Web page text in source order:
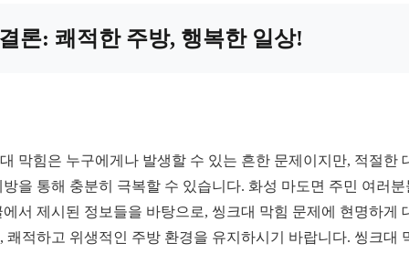
론: 쾌적한 주방, 행복한 일상!
막힘은 누구에게나 발생할 수 있는 흔한 문제이지만, 적절한
방을 통해 충분히 극복할 수 있습니다. 화성 마도면 주민 여러분
에서 제시된 정보들을 바탕으로, 씽크대 막힘 문제에 현명하게
쾌적하고 위생적인 주방 환경을 유지하시기 바랍니다. 씽크대